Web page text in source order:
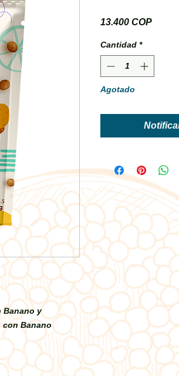
Banano y
Banano
13.400 COP
Cantidad *
Agotado